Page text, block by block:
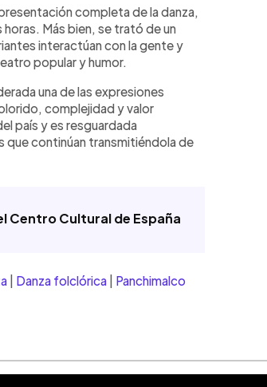
completa de la danza,
Más bien, se trató de un
interactúan con la gente y
popular y humor.
una de las expresiones
complejidad y valor
país y es resguardada
que continúan transmitiéndola de
Centro Cultural de España
Danza folclórica Panchimalco